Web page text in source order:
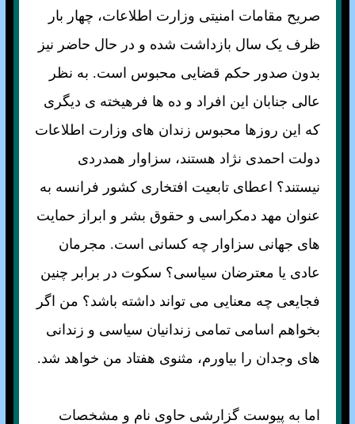
صريح مقامات امنيتی وزارت اطلاعات، چهار بار
ظرف يک سال بازداشت شده و در حال حاضر نيز
بدون صدور حکم قضايی محبوس است. به نظر
عالی جنابان اين افراد و ده ها فرهيخته ی ديگری
كه اين روزها محبوس زندان های وزارت اطلاعات
دولت احمدی ن‍‍‍‍ژاد هستند، سزاوار همدردی
نيستند؟ اعطای تابعيت افتخاری كشور فرانسه به
عنوان مهد دمكراسی و حقوق بشر و ابراز حمايت
های جهانی سزاوار چه كسانی است. مجرمان
عادی يا معترضان سياسی؟ سكوت در برابر چنين
فجايعی چه معنايی می تواند داشته باشد؟ من اگر
بخواهم اسامی تمامی زندانيان سياسی و زندانی
های وجدان را بياورم، مثنوی هفتاد من خواهد شد.
اما به پيوست گزارشی حاوی نام و مشخصات